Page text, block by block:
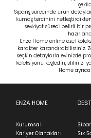
Sipariş sürecinde ürün
kumaş tercihini
sevkiyat süreci belirli bir
Enza Home online özel
karakter kazandırabilirsiniz.
seçkin detaylarla evinizde
koleksiyonu keşfedin, stilinizi
Home
ENZA HOME
Kurumsal
Kariyer Olanakları
Sık